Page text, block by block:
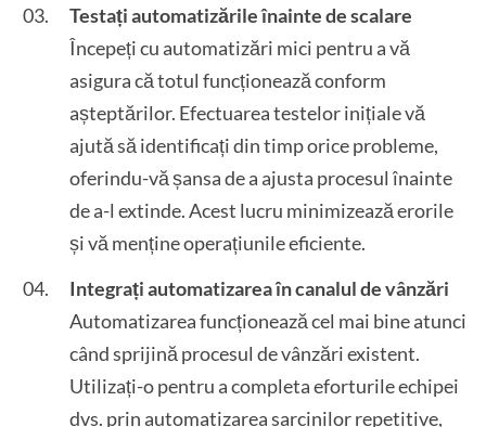
Testați automatizările înainte de scalare
Începeți cu automatizări mici pentru a vă
asigura că totul funcționează conform
așteptărilor. Efectuarea testelor inițiale vă
ajută să identificați din timp orice probleme,
oferindu-vă șansa de a ajusta procesul înainte
de a-l extinde. Acest lucru minimizează erorile
și vă menține operațiunile eficiente.
Integrați automatizarea în canalul de vânzări
Automatizarea funcționează cel mai bine atunci
când sprijină procesul de vânzări existent.
Utilizați-o pentru a completa eforturile echipei
dvs. prin automatizarea sarcinilor repetitive,